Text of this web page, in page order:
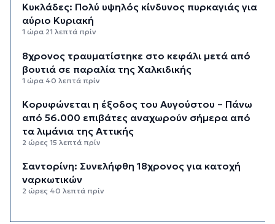
Κυκλάδες: Πολύ υψηλός κίνδυνος πυρκαγιάς για
αύριο Κυριακή
1 ώρα 21 λεπτά πρίν
8χρονος τραυματίστηκε στο κεφάλι μετά από
βουτιά σε παραλία της Χαλκιδικής
1 ώρα 40 λεπτά πρίν
Κορυφώνεται η έξοδος του Αυγούστου – Πάνω
από 56.000 επιβάτες αναχωρούν σήμερα από
τα λιμάνια της Αττικής
2 ώρες 15 λεπτά πρίν
Σαντορίνη: Συνελήφθη 18χρονος για κατοχή
ναρκωτικών
2 ώρες 40 λεπτά πρίν